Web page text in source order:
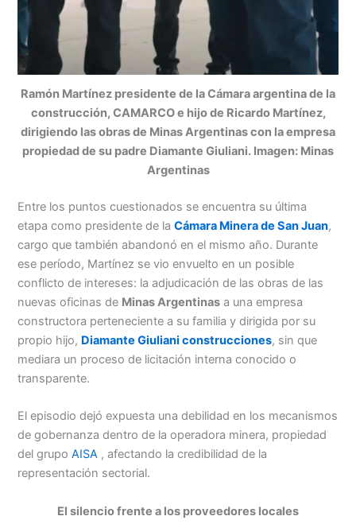
Ramón Martínez presidente de la Cámara argentina de la
construcción, CAMARCO e hijo de Ricardo Martínez,
dirigiendo las obras de Minas Argentinas con la empresa
propiedad de su padre Diamante Giuliani. Imagen: Minas
Argentinas
Entre los puntos cuestionados se encuentra su última
etapa como presidente de laCámara Minera de San Juan,
cargo que también abandonó en el mismo año. Durante
ese período, Martínez se vio envuelto en un posible
conflicto de intereses: la adjudicación de las obras de las
nuevas oficinas de Minas Argentinas a una empresa
constructora perteneciente a su familia y dirigida por su
propio hijo, Diamante Giuliani construcciones, sin que
mediara un proceso de licitación interna conocido o
transparente.
El episodio dejó expuesta una debilidad en los mecanismos
de gobernanza dentro de la operadora minera, propiedad
del grupo AISA , afectando la credibilidad de la
representación sectorial.
El silencio frente a los proveedores locales